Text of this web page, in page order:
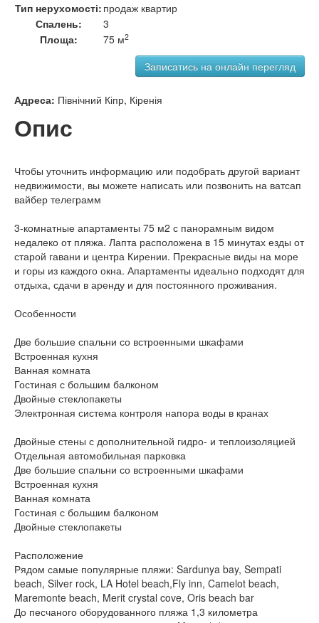
Тип нерухомості: продаж квартир
Спалень:
3
Площа:
75 м2
Адреса: Північний Кіпр, Кіренія
Опис
Чтобы уточнить информацию или подобрать другой вариант
недвижимости, вы можете написать или позвонить на ватсап
вайбер телеграмм
3-комнатные апартаменты 75 м2 с панорамным видом
недалеко от пляжа. Лапта расположена в 15 минутах езды от
старой гавани и центра Кирении. Прекрасные виды на море
и горы из каждого окна. Апартаменты идеально подходят для
отдыха, сдачи в аренду и для постоянного проживания.
Особенности
Две большие спальни со встроенными шкафами
Встроенная кухня
Ванная комната
Гостиная с большим балконом
Двойные стеклопакеты
Электронная система контроля напора воды в кранах
Двойные стены с дополнительной гидро- и теплоизоляцией
Отдельная автомобильная парковка
Две большие спальни со встроенными шкафами
Встроенная кухня
Ванная комната
Гостиная с большим балконом
Двойные стеклопакеты
Расположение
Рядом самые популярные пляжи: Sardunya bay, Sempati
beach, Silver rock, LA Hotel beach,Fly inn, Camelot beach,
Maremonte beach, Merit crystal cove, Oris beach bar
До песчаного оборудованного пляжа 1,3 километра